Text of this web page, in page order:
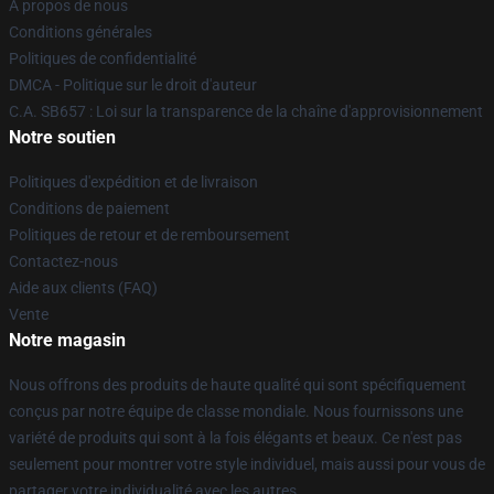
À propos de nous
Conditions générales
Politiques de confidentialité
DMCA - Politique sur le droit d'auteur
C.A. SB657 : Loi sur la transparence de la chaîne d'approvisionnement
Notre soutien
Politiques d'expédition et de livraison
Conditions de paiement
Politiques de retour et de remboursement
Contactez-nous
Aide aux clients (FAQ)
Vente
Notre magasin
Nous offrons des produits de haute qualité qui sont spécifiquement
conçus par notre équipe de classe mondiale. Nous fournissons une
variété de produits qui sont à la fois élégants et beaux. Ce n'est pas
seulement pour montrer votre style individuel, mais aussi pour vous de